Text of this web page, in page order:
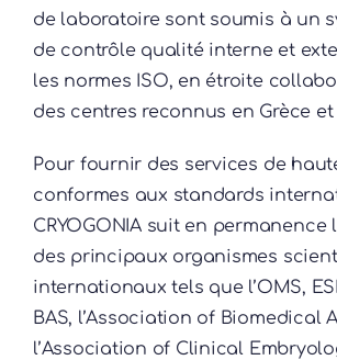
de laboratoire sont soumis à un
de contrôle qualité interne et
les normes ISO, en étroite
des centres reconnus en Grèce et
Pour fournir des services de
conformes aux standards
CRYOGONIA suit en permanence
des principaux organismes
internationaux tels que l’OMS,
BAS, l’Association of Biomedical
l’Association of Clinical